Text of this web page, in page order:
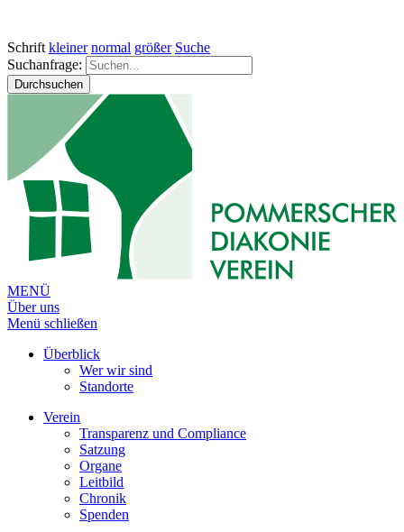
Schrift kleiner normal größer Suche
Suchanfrage:
Durchsuchen
MENÜ
Über uns
Menü schließen
Überblick
Wer wir sind
Standorte
Verein
Transparenz und Compliance
Satzung
Organe
Leitbild
Chronik
Spenden